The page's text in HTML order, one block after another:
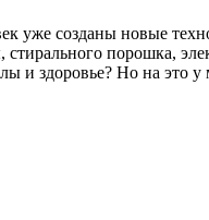
уже созданы новые
порошка,
и здоровье? Но на это